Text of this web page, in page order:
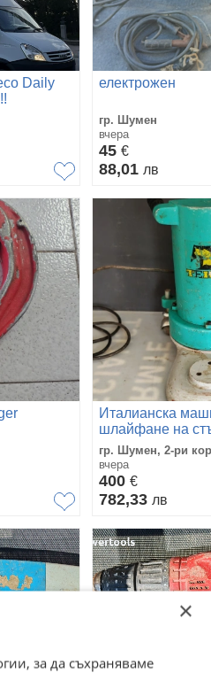
Daily
електрожен
гр. Шумен
вчера
45 €
88,01 лв
Италианска
шлайфане на
ръбове TEKEL –
Жабка)
гр. Шумен, 2-ри
вчера
400 €
782,33 лв
×
за да съхраняваме